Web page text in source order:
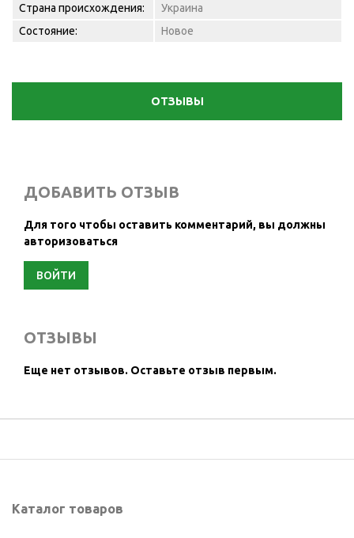
Страна происхождения:
Украина
Состояние:
Новое
ОТЗЫВЫ
ДОБАВИТЬ ОТЗЫВ
Для того чтобы оставить комментарий, вы должны
авторизоваться
ВОЙТИ
ОТЗЫВЫ
Еще нет отзывов. Оставьте отзыв первым.
Каталог товаров